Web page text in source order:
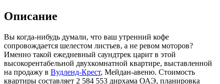
Описание
Вы когда-нибудь думали, что ваш утренний кофе
сопровождается шелестом листьев, а не ревом моторов?
Именно такой ежедневный саундтрек царит в этой
высокорентабельной двухкомнатной квартире, выставленной
на продажу в Вудленд-Крест, Мейдан-авеню. Стоимость
квартиры составляет 2 584 553 дирхама ОАЭ, планировка